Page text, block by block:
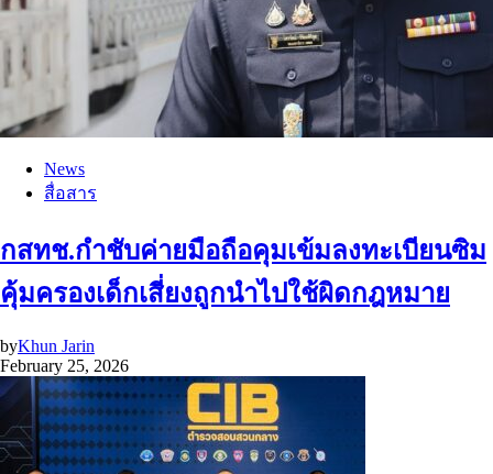
News
สื่อสาร
กสทช.กำชับค่ายมือถือคุมเข้มลงทะเบียนซิม
คุ้มครองเด็กเสี่ยงถูกนำไปใช้ผิดกฎหมาย
byKhun Jarin
February 25, 2026